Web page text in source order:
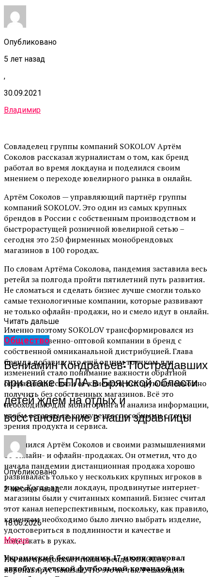
Опубликовано
5 лет назад
,
30.09.2021
Владимир
Совладелец группы компаний SOKOLOV Артём
Соколов рассказал журналистам о том, как бренд
работал во время локдауна и поделился своим
мнением о переходе ювелирного рынка в онлайн.
Артём Соколов — управляющий партнёр группы
компаний SOKOLOV. Это один из самых крупных
брендов в России с собственным производством и
быстрорастущей розничной ювелирной сетью –
сегодня это 250 фирменных монобрендовых
магазинов в 100 городах.
По словам Артёма Соколова, пандемия заставила весь
ретейл за полгода пройти пятилетний путь развития.
Не сломаться и сделать бизнес лучше смогли только
самые технологичные компании, которые развивают
не только офлайн-продажи, но и смело идут в онлайн.
Именно поэтому SOKOLOV трансформировался из
производственно-оптовой компании в бренд с
собственной омниканальной дистрибуцией. Глава
бренда добавил, что ещё одним толчком для
изменений стало понимание важности обратной
оперативной связи от клиентов, которую невозможно
получить без собственных магазинов. Всё это
необходимо для мониторинга и анализа информации,
чтобы оставаться конкурентоспособными с точки
зрения продукта и сервиса.
Поделился Артём Соколов и своими размышлениями
об онлайн- и офлайн-продажах. Он отметил, что до
начала пандемии дистанционная продажа хорошо
развивалась только у нескольких крупных игроков в
мире. Когда ввели локдаун, продвинутые интернет-
магазины были у считанных компаний. Бизнес считал
этот канал неперспективным, поскольку, как правило,
клиентам необходимо было лично выбрать изделие,
удостовериться в подлинности и качестве и
подержать в руках.
Но, как продолжает глава бренда SOKOLOV,
коронавирус показал, что это не так. Решающим
Читать дальше
Общество
Вениамин Кондратьев: Пострадавших
при атаке БПЛА в Брянской области
детей ждем на отдых и
восстановление в наши здравницы
Опубликовано
2 месяца назад
,
18.06.2026
Marcus
Украинский беспилотник 17 июня атаковал
автобус с детской футбольной командой из